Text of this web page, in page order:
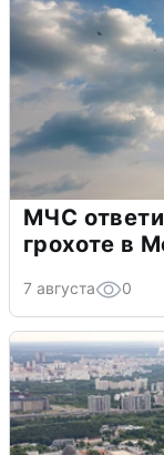
МЧС
грохоте в
7 августа 0